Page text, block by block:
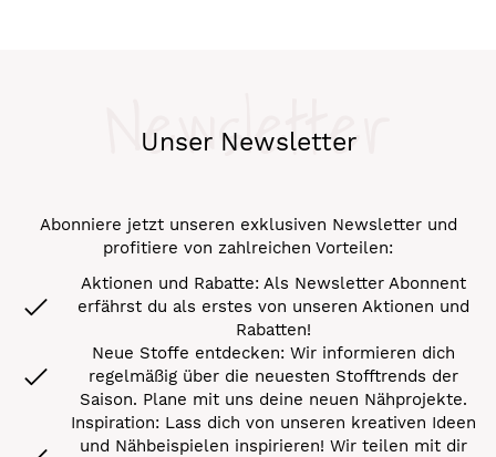
Unser Newsletter
Newsletter
Abonniere jetzt unseren exklusiven Newsletter und
profitiere von zahlreichen Vorteilen:
Aktionen und Rabatte: Als Newsletter Abonnent
erfährst du als erstes von unseren Aktionen und
Rabatten!
Neue Stoffe entdecken: Wir informieren dich
regelmäßig über die neuesten Stofftrends der
Saison. Plane mit uns deine neuen Nähprojekte.
Inspiration: Lass dich von unseren kreativen Ideen
und Nähbeispielen inspirieren! Wir teilen mit dir